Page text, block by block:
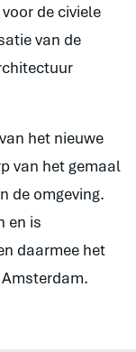
de civiele
van de
het nieuwe
van het gemaal
de omgeving.
en is
daarmee het